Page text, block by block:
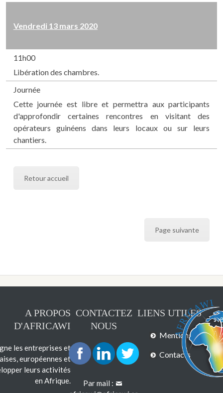
Vendredi 13 mars 2020
11h00
Libération des chambres.
Journée
Cette journée est libre et permettra aux participants
d'approfondir certaines rencontres en visitant des
opérateurs guinéens dans leurs locaux ou sur leurs
chantiers.
Retour accueil
Page suivante
A PROPOS
D'AFRICAWI
les entreprises et
européennes et
leurs activités
en Afrique.
CONTACTEZ
NOUS
Par mail :
LIENS UTILES
Mentions légales
Contacts